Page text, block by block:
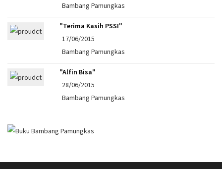
Bambang Pamungkas
"Terima Kasih PSSI"
17/06/2015
Bambang Pamungkas
"Alfin Bisa"
28/06/2015
Bambang Pamungkas